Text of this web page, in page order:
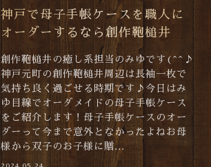
神戸で母子手帳ケースを職人に
オーダーするなら創作鞄槌井
創作鞄槌井の癒し系担当のみゆです(^^♪
神戸元町の創作鞄槌井周辺は長袖一枚で
気持ち良く過ごせる時期です♪今日はみ
ゆ目線でオーダメイドの母子手帳ケース
をご紹介します！母子手帳ケースのオー
ダーって今まで意外となかったよねお母
様から双子のお子様に贈...